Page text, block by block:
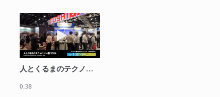
動画を再生 人とくるまのテクノロジー展
人とくるまのテクノロジー展2024 東芝ブース
0:38